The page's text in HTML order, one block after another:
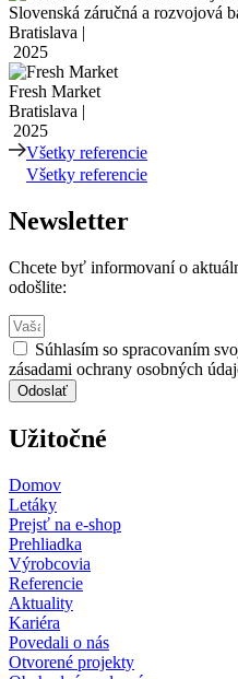
Slovenská záručná a rozvojová
Bratislava |
2025
Fresh Market
Bratislava |
2025
Všetky referencie
Všetky referencie
Newsletter
Chcete byť informovaní o
odošlite:
Súhlasím so spracovaním
zásadami ochrany osobných
Odoslať
Užitočné
Domov
Letáky
Prejsť na e-shop
Prehliadka
Výrobcovia
Referencie
Aktuality
Kariéra
Povedali o nás
Otvorené projekty